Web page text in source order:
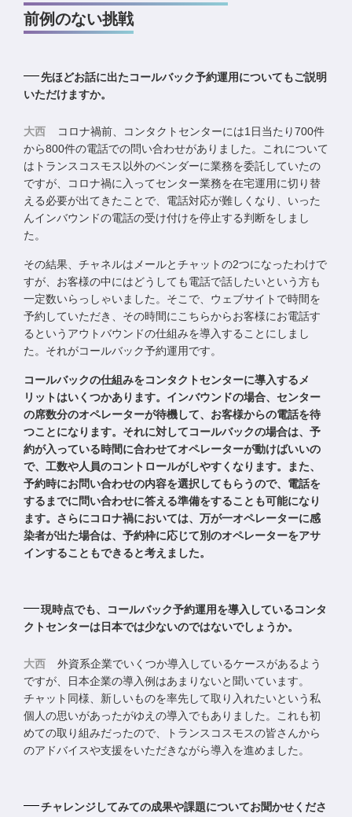
前例のない挑戦
先ほどお話に出たコールバック予約運用についてもご説明
いただけますか。
大西
コロナ禍前、コンタクトセンターには1日当たり700件
から800件の電話での問い合わせがありました。これについて
はトランスコスモス以外のベンダーに業務を委託していたの
ですが、コロナ禍に入ってセンター業務を在宅運用に切り替
える必要が出てきたことで、電話対応が難しくなり、いった
んインバウンドの電話の受け付けを停止する判断をしまし
た。
その結果、チャネルはメールとチャットの2つになったわけで
すが、お客様の中にはどうしても電話で話したいという方も
一定数いらっしゃいました。そこで、ウェブサイトで時間を
予約していただき、その時間にこちらからお客様にお電話す
るというアウトバウンドの仕組みを導入することにしまし
た。それがコールバック予約運用です。
コールバックの仕組みをコンタクトセンターに導入するメ
リットはいくつかあります。インバウンドの場合、センター
の席数分のオペレーターが待機して、お客様からの電話を待
つことになります。それに対してコールバックの場合は、予
約が入っている時間に合わせてオペレーターが動けばいいの
で、工数や人員のコントロールがしやすくなります。また、
予約時にお問い合わせの内容を選択してもらうので、電話を
するまでに問い合わせに答える準備をすることも可能になり
ます。さらにコロナ禍においては、万が一オペレーターに感
染者が出た場合は、予約枠に応じて別のオペレーターをアサ
インすることもできると考えました。
現時点でも、コールバック予約運用を導入しているコンタ
クトセンターは日本では少ないのではないでしょうか。
大西
外資系企業でいくつか導入しているケースがあるよう
ですが、日本企業の導入例はあまりないと聞いています。
チャット同様、新しいものを率先して取り入れたいという私
個人の思いがあったがゆえの導入でもありました。これも初
めての取り組みだったので、トランスコスモスの皆さんから
のアドバイスや支援をいただきながら導入を進めました。
チャレンジしてみての成果や課題についてお聞かせくださ